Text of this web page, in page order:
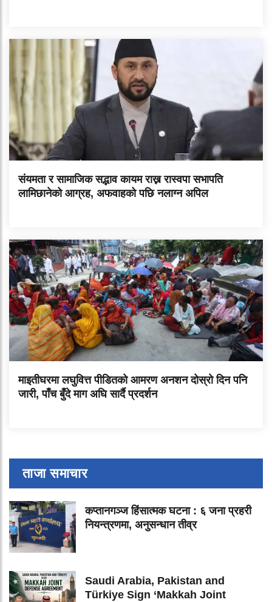
संयमता र सामाजिक सद्भाव कायम राख्न रास्वपा सभापति
लामिछानेको आग्रह, अफवाहको पछि नलाग्न अपिल
माइतीघरमा लघुवित्त पीडितको आमरण अनशन दोस्रो दिन पनि
जारी, पाँच बुँदे माग अघि सार्दै प्रदर्शन
ताजा समाचार
कप्तानगञ्ज हिंसात्मक घटना : ६ जना प्रहरी
नियन्त्रणमा, अनुसन्धान तीव्र
Saudi Arabia, Pakistan and
Türkiye Sign ‘Makkah Joint